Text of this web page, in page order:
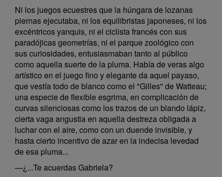
Ni los juegos ecuestres que la húngara de lozanas
piernas ejecutaba, ni los equilibristas japoneses, ni los
excéntricos yanquis, ni el ciclista francés con sus
paradójicas geometrías, ni el parque zoológico con
sus curiosidades, entusiasmaban tanto al público
como aquella suerte de la pluma. Había de veras algo
artístico en el juego fino y elegante da aquel payaso,
que vestía todo de blanco como el "Gilles" de Watteau;
una especie de flexible esgrima, en complicación de
curvas silenciosas como los trazos de un blando lápiz,
cierta vaga angustia en aquella destreza obligada a
luchar con el aire, como con un duende invisible, y
hasta cierto incentivo de azar en la indecisa levedad
de esa pluma...
—¿...Te acuerdas Gabriela?